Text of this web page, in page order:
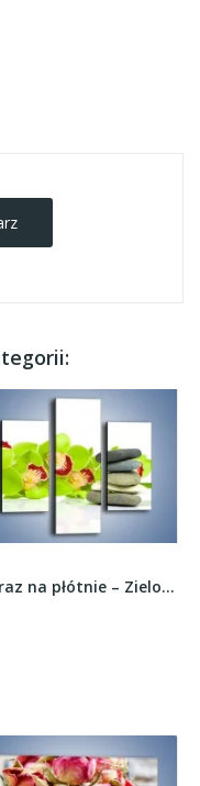
Obraz na płótnie – Zielone kwiaty wśród kamieni...